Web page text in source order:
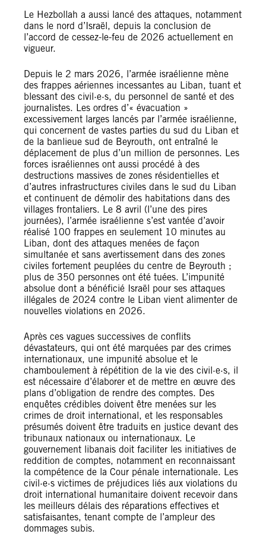
Le Hezbollah a aussi lancé des attaques, notamment
dans le nord d’Israël, depuis la conclusion de
l’accord de cessez-le-feu de 2026 actuellement en
vigueur.
Depuis le 2 mars 2026, l’armée israélienne mène
des frappes aériennes incessantes au Liban, tuant et
blessant des civil·e·s, du personnel de santé et des
journalistes. Les ordres d’« évacuation »
excessivement larges lancés par l’armée israélienne,
qui concernent de vastes parties du sud du Liban et
de la banlieue sud de Beyrouth, ont entraîné le
déplacement de plus d’un million de personnes. Les
forces israéliennes ont aussi procédé à des
destructions massives de zones résidentielles et
d’autres infrastructures civiles dans le sud du Liban
et continuent de démolir des habitations dans des
villages frontaliers. Le 8 avril (l’une des pires
journées), l’armée israélienne s’est vantée d’avoir
réalisé 100 frappes en seulement 10 minutes au
Liban, dont des attaques menées de façon
simultanée et sans avertissement dans des zones
civiles fortement peuplées du centre de Beyrouth ;
plus de 350 personnes ont été tuées. L’impunité
absolue dont a bénéficié Israël pour ses attaques
illégales de 2024 contre le Liban vient alimenter de
nouvelles violations en 2026.
Après ces vagues successives de conflits
dévastateurs, qui ont été marquées par des crimes
internationaux, une impunité absolue et le
chamboulement à répétition de la vie des civil·e·s, il
est nécessaire d’élaborer et de mettre en œuvre des
plans d’obligation de rendre des comptes. Des
enquêtes crédibles doivent être menées sur les
crimes de droit international, et les responsables
présumés doivent être traduits en justice devant des
tribunaux nationaux ou internationaux. Le
gouvernement libanais doit faciliter les initiatives de
reddition de comptes, notamment en reconnaissant
la compétence de la Cour pénale internationale. Les
civil·e·s victimes de préjudices liés aux violations du
droit international humanitaire doivent recevoir dans
les meilleurs délais des réparations effectives et
satisfaisantes, tenant compte de l’ampleur des
dommages subis.